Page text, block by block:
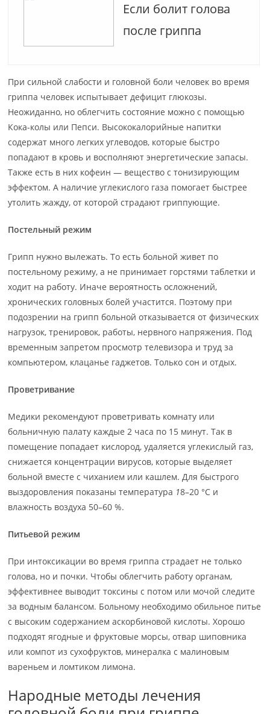
Если болит голова
после гриппа
При сильной слабости и головной боли человек во время
гриппа человек испытывает дефицит глюкозы.
Неожиданно, но облегчить состояние можно с помощью
Кока-колы или Пепси. Высококалорийные напитки
содержат много легких углеводов, которые быстро
попадают в кровь и восполняют энергетические запасы.
Также есть в них кофеин — вещество с тонизирующим
эффектом. А наличие углекислого газа помогает быстрее
утолить жажду, от которой страдают гриппующие.
Постельный режим
Грипп нужно вылежать. То есть больной живет по
постельному режиму, а не принимает горстями таблетки и
ходит на работу. Иначе вероятность осложнений,
хронических головных болей участится. Поэтому при
подозрении на грипп больной отказывается от физических
нагрузок, тренировок, работы, нервного напряжения. Под
временным запретом просмотр телевизора и труд за
компьютером, клацанье гаджетов. Только сон и отдых.
Проветривание
Медики рекомендуют проветривать комнату или
больничную палату каждые 2 часа по 15 минут. Так в
помещение попадает кислород, удаляется углекислый газ,
снижается концентрации вирусов, которые выделяет
больной вместе с чиханием или кашлем. Для быстрого
выздоровления показаны температура 18–20 °C и
влажность воздуха 50–60 %.
Питьевой режим
При интоксикации во время гриппа страдает не только
голова, но и почки. Чтобы облегчить работу органам,
эффективнее выводит токсины с потом или мочой следите
за водным балансом. Больному необходимо обильное питье
с высоким содержанием аскорбиновой кислоты. Хорошо
подходят ягодные и фруктовые морсы, отвар шиповника
или компот из сухофруктов, минералка с малиновым
вареньем и ломтиком лимона.
Народные методы лечения